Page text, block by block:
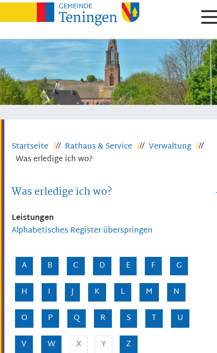
Startseite Rathaus & Service
Verwaltung
Was erledige ich wo?
Was erledige ich wo?
Leistungen
Alphabetisches Register überspringen
A B C D E F
G
H
I J K L M
N
O
P Q R S T
U
V
W X Y Z